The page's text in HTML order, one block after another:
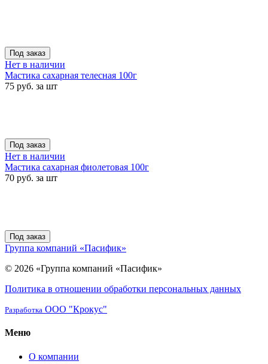
Под заказ
Нет в наличии
Мастика сахарная телесная 100г
75 руб. за шт
Под заказ
Нет в наличии
Мастика сахарная фиолетовая 100г
70 руб. за шт
Под заказ
Группа компаний «Пасифик»
© 2026 «Группа компаний «Пасифик»
Политика в отношении обработки персональных данных
Разработка ООО "Крокус"
Меню
О компании